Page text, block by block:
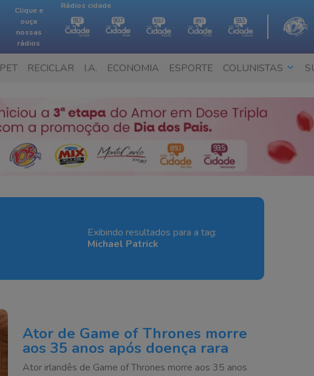
Clique e
ouça
nossas
rádios
Rádios cidade
PET RECICLAR I.A. ECONOMIA ESPORTE COLUNISTAS
Exibindo resultados para a tag:
Michael Patrick
Ator de Game of Thrones morre
aos 35 anos após doença rara
Ator irlandês de Game of Thrones morre aos 35 anos